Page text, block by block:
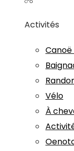
Activités
Canoë
Vélo
À